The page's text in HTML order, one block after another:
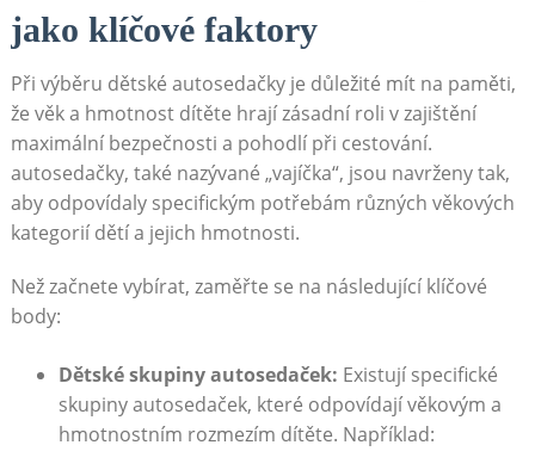
jako klíčové faktory
Při výběru dětské autosedačky⁣ je důležité mít na paměti,
že věk a hmotnost dítěte hrají zásadní roli v⁢ zajištění
maximální bezpečnosti ⁤a ⁤pohodlí při cestování.
autosedačky, také nazývané „vajíčka“, jsou navrženy tak,
aby odpovídaly specifickým⁣ potřebám ⁢různých věkových
kategorií dětí a jejich hmotnosti.
Než ​začnete vybírat, zaměřte se na následující klíčové
‍body:
Dětské skupiny ​autosedaček: Existují specifické
skupiny autosedaček, ‌které odpovídají​ věkovým a
hmotnostním rozmezím dítěte. Například: